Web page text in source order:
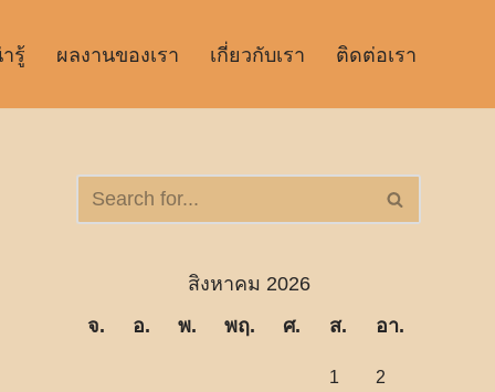
รู้ ผลงานของเรา เกี่ยวกับเรา ติดต่อเรา
สิงหาคม 2026
จ.
อ. พ. พฤ. ศ. ส. อา.
1 2